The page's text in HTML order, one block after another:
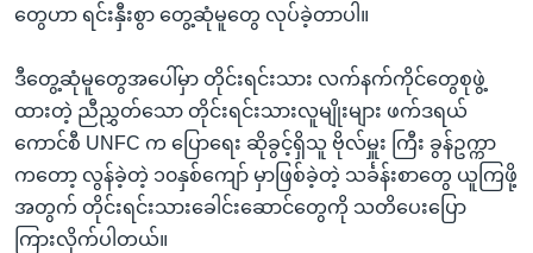
တွေဟာ ရင်းနှီးစွာ တွေ့ဆုံမူတွေ လုပ်ခဲ့တာပါ။
ဒီတွေ့ဆုံမူတွေအပေါ်မှာ တိုင်းရင်းသား လက်နက်ကိုင်တွေစုဖွဲ့
ထားတဲ့ ညီညွှတ်သော တိုင်းရင်းသားလူမျိုးများ ဖက်ဒရယ်
ကောင်စီ UNFC က ပြောရေး ဆိုခွင့်ရှိသူ ဗိုလ်မှူး ကြီး ခွန်ဥက္ကာ
ကတော့ လွန်ခဲ့တဲ့ ၁၀နှစ်ကျော် မှာဖြစ်ခဲ့တဲ့ သင်္ခန်းစာတွေ ယူကြဖို့
အတွက် တိုင်းရင်းသားခေါင်းဆောင်တွေကို သတိပေးပြော
ကြားလိုက်ပါတယ်။